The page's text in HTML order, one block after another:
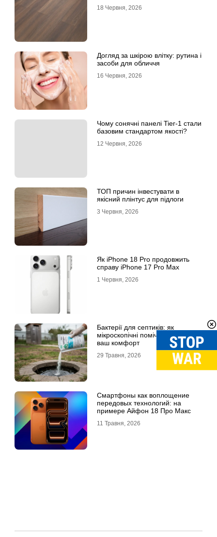
18 Червня, 2026
Догляд за шкірою влітку: рутина і
засоби для обличчя
16 Червня, 2026
Чому сонячні панелі Tier-1 стали
базовим стандартом якості?
12 Червня, 2026
ТОП причин інвестувати в
якісний плінтус для підлоги
3 Червня, 2026
Як iPhone 18 Pro продовжить
справу iPhone 17 Pro Max
1 Червня, 2026
Бактерії для септиків: як
мікроскопічні помічники рятують
ваш комфорт
29 Травня, 2026
Смартфоны как воплощение
передовых технологий: на
примере Айфон 18 Про Макс
11 Травня, 2026